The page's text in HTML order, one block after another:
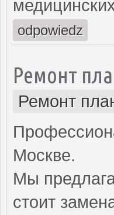
odpowiedz
Ремонт
Ремонт
Москве.
Мы
стоит